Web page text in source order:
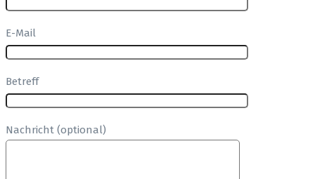
E-Mail
Betreff
Nachricht (optional)